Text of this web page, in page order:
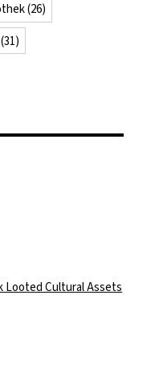
(26)
Looted Cultural Assets